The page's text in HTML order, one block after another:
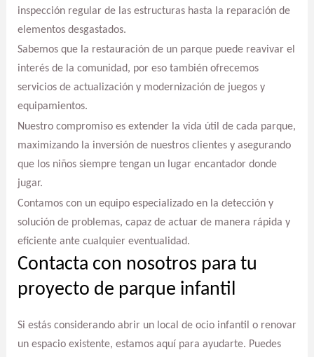
inspección regular de las estructuras hasta la reparación de
elementos desgastados.
Sabemos que la restauración de un parque puede reavivar el
interés de la comunidad, por eso también ofrecemos
servicios de actualización y modernización de juegos y
equipamientos.
Nuestro compromiso es extender la vida útil de cada parque,
maximizando la inversión de nuestros clientes y asegurando
que los niños siempre tengan un lugar encantador donde
jugar.
Contamos con un equipo especializado en la detección y
solución de problemas, capaz de actuar de manera rápida y
eficiente ante cualquier eventualidad.
Contacta con nosotros para tu
proyecto de parque infantil
Si estás considerando abrir un local de ocio infantil o renovar
un espacio existente, estamos aquí para ayudarte. Puedes